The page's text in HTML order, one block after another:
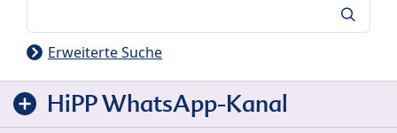
Erweiterte Suche
HiPP WhatsApp-Kanal